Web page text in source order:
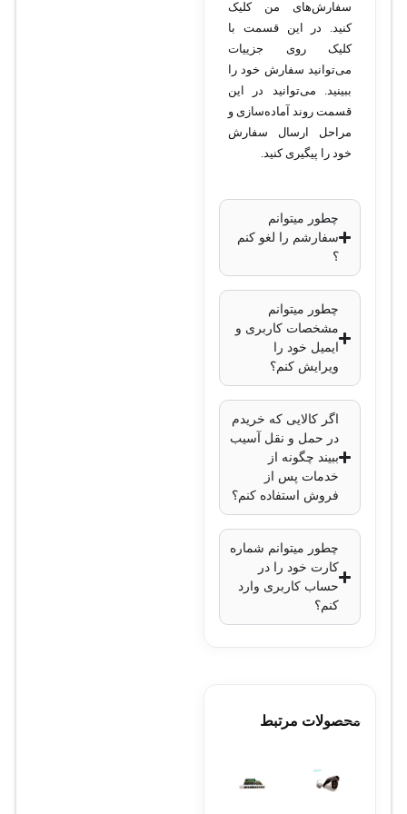
حافظه DRAM
: 256
مگابایت
حافظه فلش : 64
مگابایت
پشتیبانی از VLAN
حداکثر 4096 VLAN
QoS: پشتیبانی از
802.1X
Access
StackWise
پشتیبانی از قابلیت
StackWise
مدیریت : CLI، Cisco
Network Assistant،
Cisco Prime
ابعاد
: 4.5 x 44.5 x
وزن: 3.6 کیلوگرم
سفارش‌های من کلیک
کنید. در این قسمت با
کلیک روی جزییات
می‌توانید سفارش خود را
ببینید. می‌توانید در این
قسمت روند آماده‌سازی و
مراحل ارسال سفارش
خود را پیگیری کنید.
چطور میتوانم
سفارشم را لغو کنم
؟
چطور میتوانم
مشخصات کاربری و
ایمیل خود را
ویرایش کنم؟
اگر کالایی که خریدم
در حمل و نقل آسیب
ببیند چگونه از
خدمات پس از
فروش استفاده کنم؟
چطور میتوانم شماره
کارت خود را در
حساب کاربری وارد
کنم؟
محصولات مرتبط